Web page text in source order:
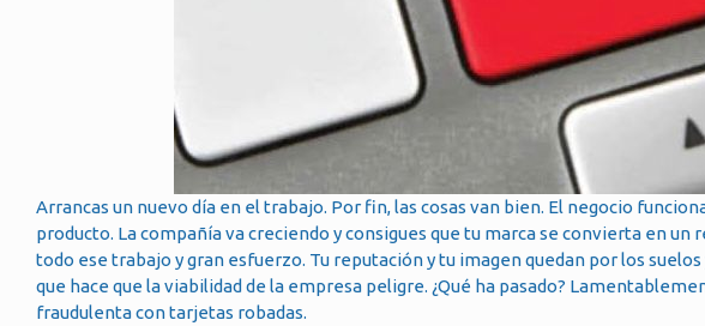
Arrancas un nuevo día en el trabajo. Por fin, las cosas van bien. El negocio
producto. La compañía va creciendo y consigues que tu marca se convierta en
todo ese trabajo y gran esfuerzo. Tu reputación y tu imagen quedan por los
que hace que la viabilidad de la empresa peligre. ¿Qué ha pasado?
fraudulenta con tarjetas robadas.